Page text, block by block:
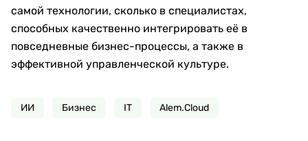
самой технологии, сколько в специалистах,
способных качественно интегрировать её в
повседневные бизнес-процессы, а также в
эффективной управленческой культуре.
ИИ Бизнес IT Alem.Cloud